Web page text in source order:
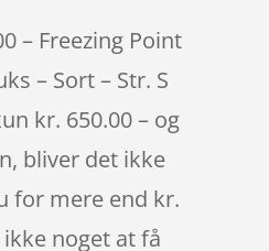
– Freezing Point
– Sort – Str. S
kr. 650.00 – og
bliver det ikke
for mere end kr.
noget at få